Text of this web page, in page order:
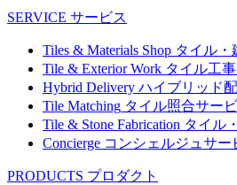
SERVICE サービス
Tiles & Materials Shop タイル・
Tile & Exterior Work タイル工
Hybrid Delivery ハイブリッド
Tile Matching タイル照合サー
Tile & Stone Fabrication タイル
Concierge コンシェルジュサー
PRODUCTS プロダクト